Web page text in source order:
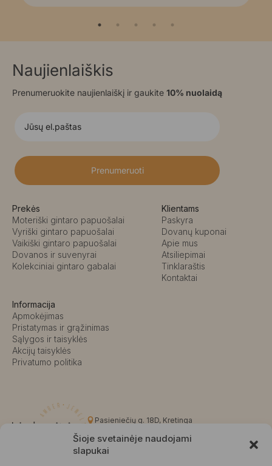
Šioje svetainėje naudojami
slapukai
Naujienlaiškis
Prenumeruokite naujienlaiškį ir gaukite 10% nuolaidą
Prenumeruoti
Prekės
Moteriški gintaro papuošalai
Vyriški gintaro papuošalai
Vaikiški gintaro papuošalai
Dovanos ir suvenyrai
Kolekciniai gintaro gabalai
Klientams
Paskyra
Dovanų kuponai
Apie mus
Atsiliepimai
Tinklaraštis
Kontaktai
Informacija
Apmokėjimas
Pristatymas ir grąžinimas
Sąlygos ir taisyklės
Akcijų taisyklės
Privatumo politika
Pasieniečių g. 18D, Kretinga
info@kalvaite.lt